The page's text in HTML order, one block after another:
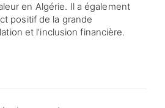
en Algérie. Il a également
positif de la grande
et l’inclusion financière.